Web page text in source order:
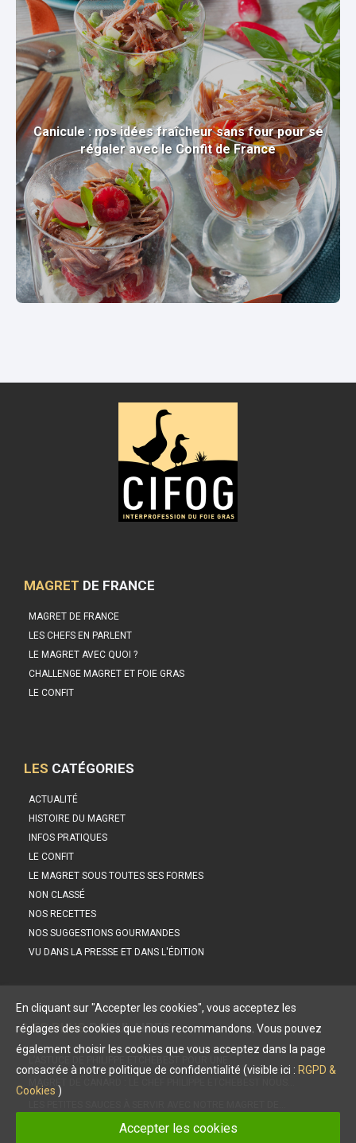
Canicule : nos idées fraîcheur sans four pour se
régaler avec le Confit de France
MAGRET DE FRANCE
MAGRET DE FRANCE
LES CHEFS EN PARLENT
LE MAGRET AVEC QUOI ?
CHALLENGE MAGRET ET FOIE GRAS
LE CONFIT
LES CATÉGORIES
ACTUALITÉ
HISTOIRE DU MAGRET
INFOS PRATIQUES
LE CONFIT
LE MAGRET SOUS TOUTES SES FORMES
NON CLASSÉ
NOS RECETTES
NOS SUGGESTIONS GOURMANDES
VU DANS LA PRESSE ET DANS L'ÉDITION
LES PLUSPOPULAIRES
MAGRET DE CANARD : LE CHEF PHILIPPE ETCHEBEST NOUS…
INÉDIT : LE CONFIT POUR LA PREMIÈRE FOIS DANS UNE…
En cliquant sur "Accepter les cookies", vous acceptez les
réglages des cookies que nous recommandons. Vous pouvez
également choisir les cookies que vous acceptez dans la page
consacrée à notre politique de confidentialité (visible ici : RGPD &
Cookies )
Accepter les cookies